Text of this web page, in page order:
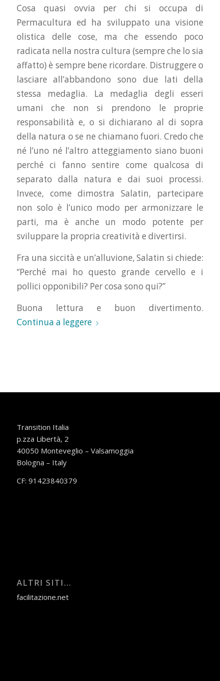
Cosa quasi ovvia per chi si occupa di
Permacultura ed ha sviluppato una visione
olistica delle cose, ma che essendo poco
radicata nella nostra cultura (sempre che lo sia
affatto) è sempre bene ricordare. Distruggere o
lasciare all’abbandono sono due lati della
stessa medaglia. La medaglia degli esseri
umani che non si prendono le proprie
responsabilità e, o si dichiarano al di sopra
della natura o se ne chiamano fuori. Credo che
né l’uno né l’altro atteggiamento siano buoni
perché ci fanno sentire come qualcosa di
separato dalla natura e dai suoi processi.
Invece, come dimostra Salatin, partecipare
non solo è l’unico modo per armonizzare le
parti, ma è anche un modo potente per
sviluppare la propria creatività e divertirsi.
Fra una siccità e un’alluvione, Salatin si chiede:
“Perché mai ho questo grande cervello e i
pollici opponibili? Per cosa sono qui?”
Buona lettura e buon divertimento.
Continua a leggere
Transition Italia
p.zza Libertà, 2
40050 Monteveglio – Valsamoggia
Bologna – Italy
CF: 91423840379
ALTRI SITI…
facilitazione.net